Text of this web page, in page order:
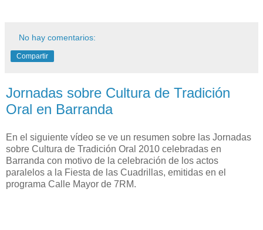
No hay comentarios:
Compartir
Jornadas sobre Cultura de Tradición
Oral en Barranda
En el siguiente vídeo se ve un resumen sobre las Jornadas
sobre Cultura de Tradición Oral 2010 celebradas en
Barranda con motivo de la celebración de los actos
paralelos a la Fiesta de las Cuadrillas, emitidas en el
programa Calle Mayor de 7RM.